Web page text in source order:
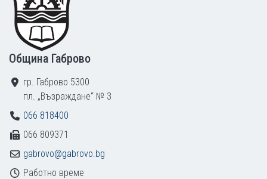
Община Габрово
гр. Габрово 5300
пл. „Възраждане“ № 3
066 818400
066 809371
gabrovo@gabrovo.bg
Работно време